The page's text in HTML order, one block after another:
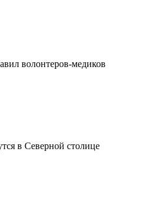
волонтеров-медиков
в Северной столице